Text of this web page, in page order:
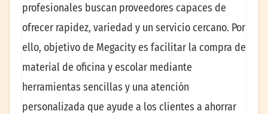
profesionales buscan proveedores capaces de
ofrecer rapidez, variedad y un servicio cercano. Por
ello, objetivo de Megacity es facilitar la compra de
material de oficina y escolar mediante
herramientas sencillas y una atención
personalizada que ayude a los clientes a ahorrar